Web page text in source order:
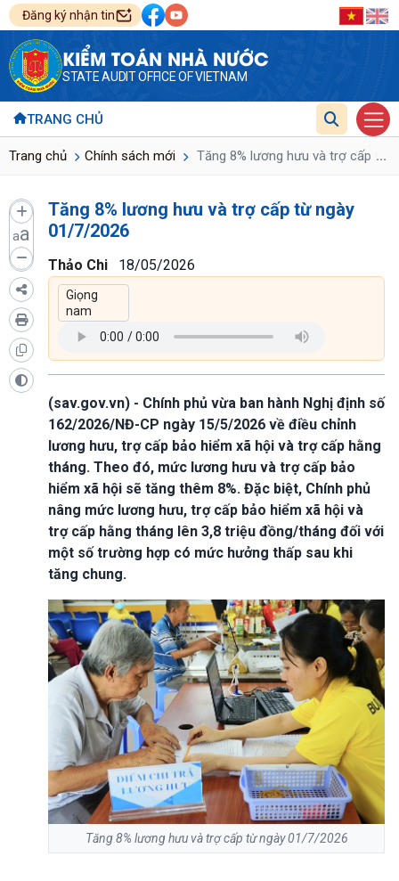
Đăng ký nhận tin
KIỂM TOÁN NHÀ NƯỚC
STATE AUDIT OFFICE OF VIETNAM
TRANG CHỦ
Trang chủ Chính sách mới Tăng 8% lương hưu và trợ cấp từ
...
aa
Tăng 8% lương hưu và trợ cấp từ ngày
01/7/2026
Thảo Chi 18/05/2026
(sav.gov.vn) - Chính phủ vừa ban hành Nghị định số
162/2026/NĐ-CP ngày 15/5/2026 về điều chỉnh
lương hưu, trợ cấp bảo hiểm xã hội và trợ cấp hằng
tháng. Theo đó, mức lương hưu và trợ cấp bảo
hiểm xã hội sẽ tăng thêm 8%. Đặc biệt, Chính phủ
nâng mức lương hưu, trợ cấp bảo hiểm xã hội và
trợ cấp hằng tháng lên 3,8 triệu đồng/tháng đối với
một số trường hợp có mức hưởng thấp sau khi
tăng chung.
Tăng 8% lương hưu và trợ cấp từ ngày 01/7/2026